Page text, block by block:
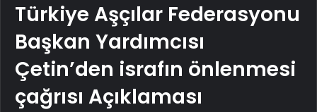
Türkiye Aşçılar Federasyonu
Başkan Yardımcısı
Çetin’den israfın önlenmesi
çağrısı Açıklaması